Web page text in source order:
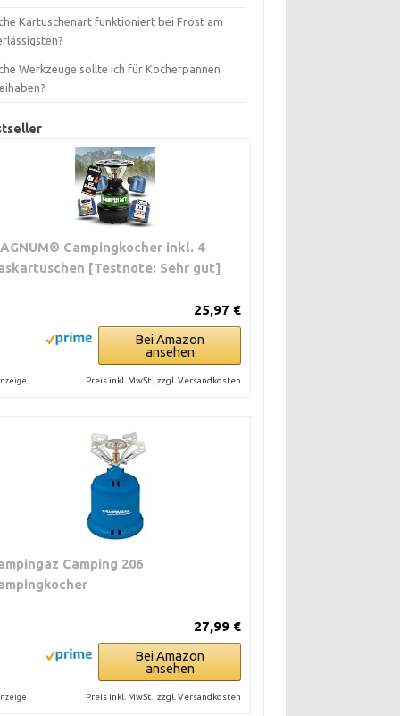
Kartuschenart funktioniert bei Frost am
Werkzeuge sollte ich für Kocherpannen
Campingkocher inkl. 4
[Testnote: Sehr gut]
25,97 €
Bei Amazon
ansehen
Preis inkl. MwSt., zzgl. Versandkosten
Camping 206
27,99 €
Bei Amazon
ansehen
Preis inkl. MwSt., zzgl. Versandkosten